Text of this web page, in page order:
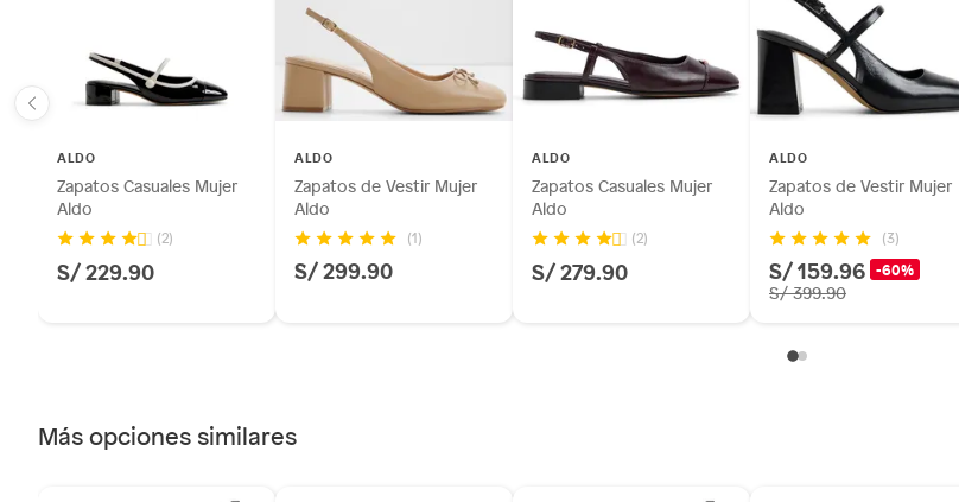
Zapatos de vestir
Horma Normal
Altura del taco Medio (5 a 8 cm)
Alimentos, bebidas, fórmulas y leches para bebés.
Productos hechos a medida.
Pinturas de color a pedido.
Productos que hayan sido previamente instalados.
Baterías de auto.
Motocicletas y bicicletas motorizadas.
Licores y cigarros electrónicos.
ALDO
Zapatos Casuales Mujer
Aldo
(2)
S/ 229.90
ALDO
Zapatos de Vestir Mujer
Aldo
(1)
S/ 299.90
ALDO
Zapatos Casuales Mujer
Aldo
(2)
S/ 279.90
ALDO
Zapatos de Vestir Mujer
Aldo
(3)
S/ 159.96 -60%
S/ 399.90
Más opciones similares